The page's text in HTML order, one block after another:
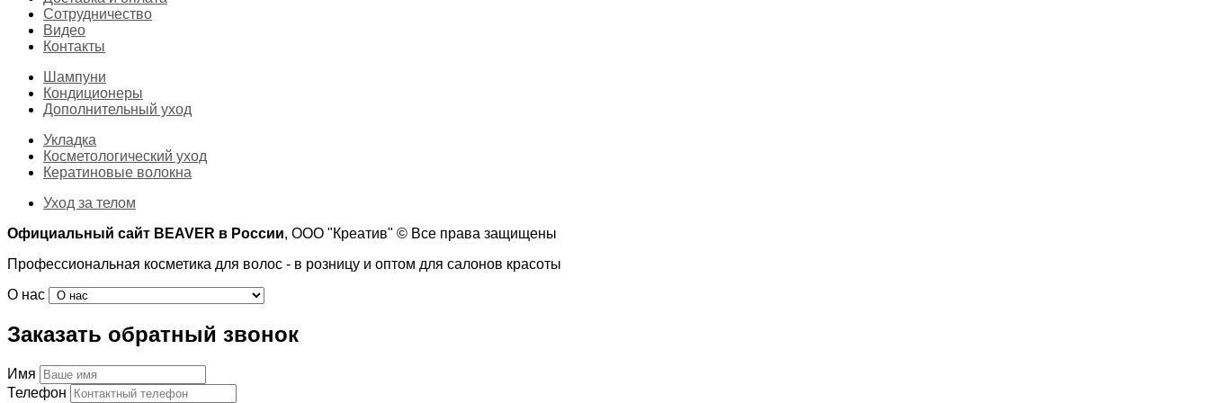
Сотрудничество
Видео
Контакты
Шампуни
Кондиционеры
Дополнительный уход
Укладка
Косметологический уход
Кератиновые волокна
Уход за телом
Официальный сайт BEAVER в России, ООО "Креатив" © Все права защищены
Профессиональная косметика для волос - в розницу и оптом для салонов красоты
О нас
Заказать обратный звонок
Имя
Телефон